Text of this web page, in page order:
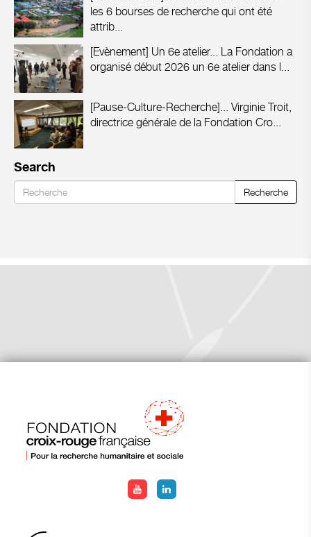
les 6 bourses de recherche qui ont été
attrib...
[Evènement] Un 6e atelier... La Fondation a
organisé début 2026 un 6e atelier dans l...
[Pause-Culture-Recherche]... Virginie Troit,
directrice générale de la Fondation Cro...
Search
Recherche